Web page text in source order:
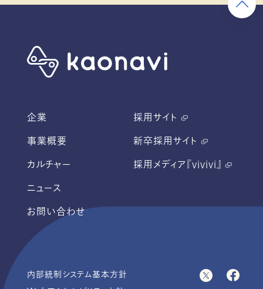
企業
事業概要
カルチャー
ニュース
お問い合わせ
採用サイト
新卒採用サイト
採用メディア『vivivi』
内部統制システム基本方針